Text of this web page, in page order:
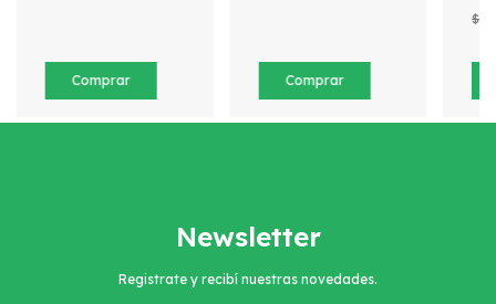
Newsletter
Registrate y recibí nuestras novedades.